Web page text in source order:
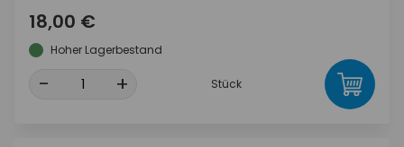
18,00 €
Hoher Lagerbestand
- + Stück